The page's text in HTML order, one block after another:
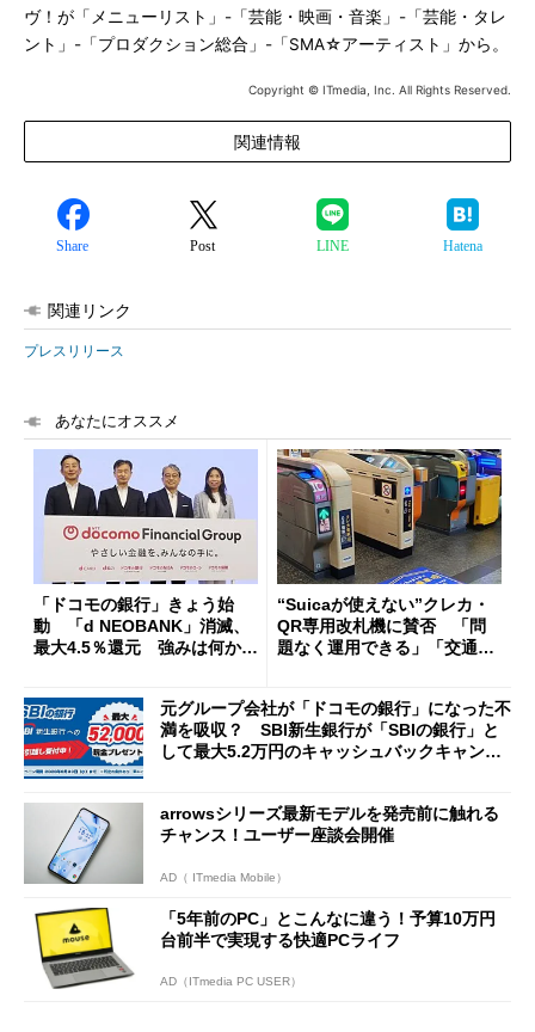
ヴ！が「メニューリスト」-「芸能・映画・音楽」-「芸能・タレ
ント」-「プロダクション総合」-「SMA☆アーティスト」から。
Copyright © ITmedia, Inc. All Rights Reserved.
関連情報
Share Post LINE Hatena
関連リンク
プレスリリース
あなたにオススメ
「ドコモの銀行」きょう始
動 「d NEOBANK」消滅、
最大4.5％還元 強みは何か解
“Suicaが使えない”クレカ・
QR専用改札機に賛否 「問
題なく運用できる」「交通系I
元グループ会社が「ドコモの銀行」になった不
満を吸収？ SBI新生銀行が「SBIの銀行」と
して最大5.2万円のキャッシュバックキャンペ
arrowsシリーズ最新モデルを発売前に触れる
チャンス！ユーザー座談会開催
AD（ ITmedia Mobile）
「5年前のPC」とこんなに違う！予算10万円
台前半で実現する快適PCライフ
AD（ITmedia PC USER）